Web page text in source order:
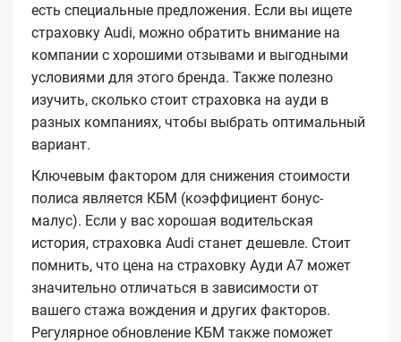
есть специальные предложения. Если вы ищете
страховку Audi, можно обратить внимание на
компании с хорошими отзывами и выгодными
условиями для этого бренда. Также полезно
изучить, сколько стоит страховка на ауди в
разных компаниях, чтобы выбрать оптимальный
вариант.
Ключевым фактором для снижения стоимости
полиса является КБМ (коэффициент бонус-
малус). Если у вас хорошая водительская
история, страховка Audi станет дешевле. Стоит
помнить, что цена на страховку Ауди А7 может
значительно отличаться в зависимости от
вашего стажа вождения и других факторов.
Регулярное обновление КБМ также поможет